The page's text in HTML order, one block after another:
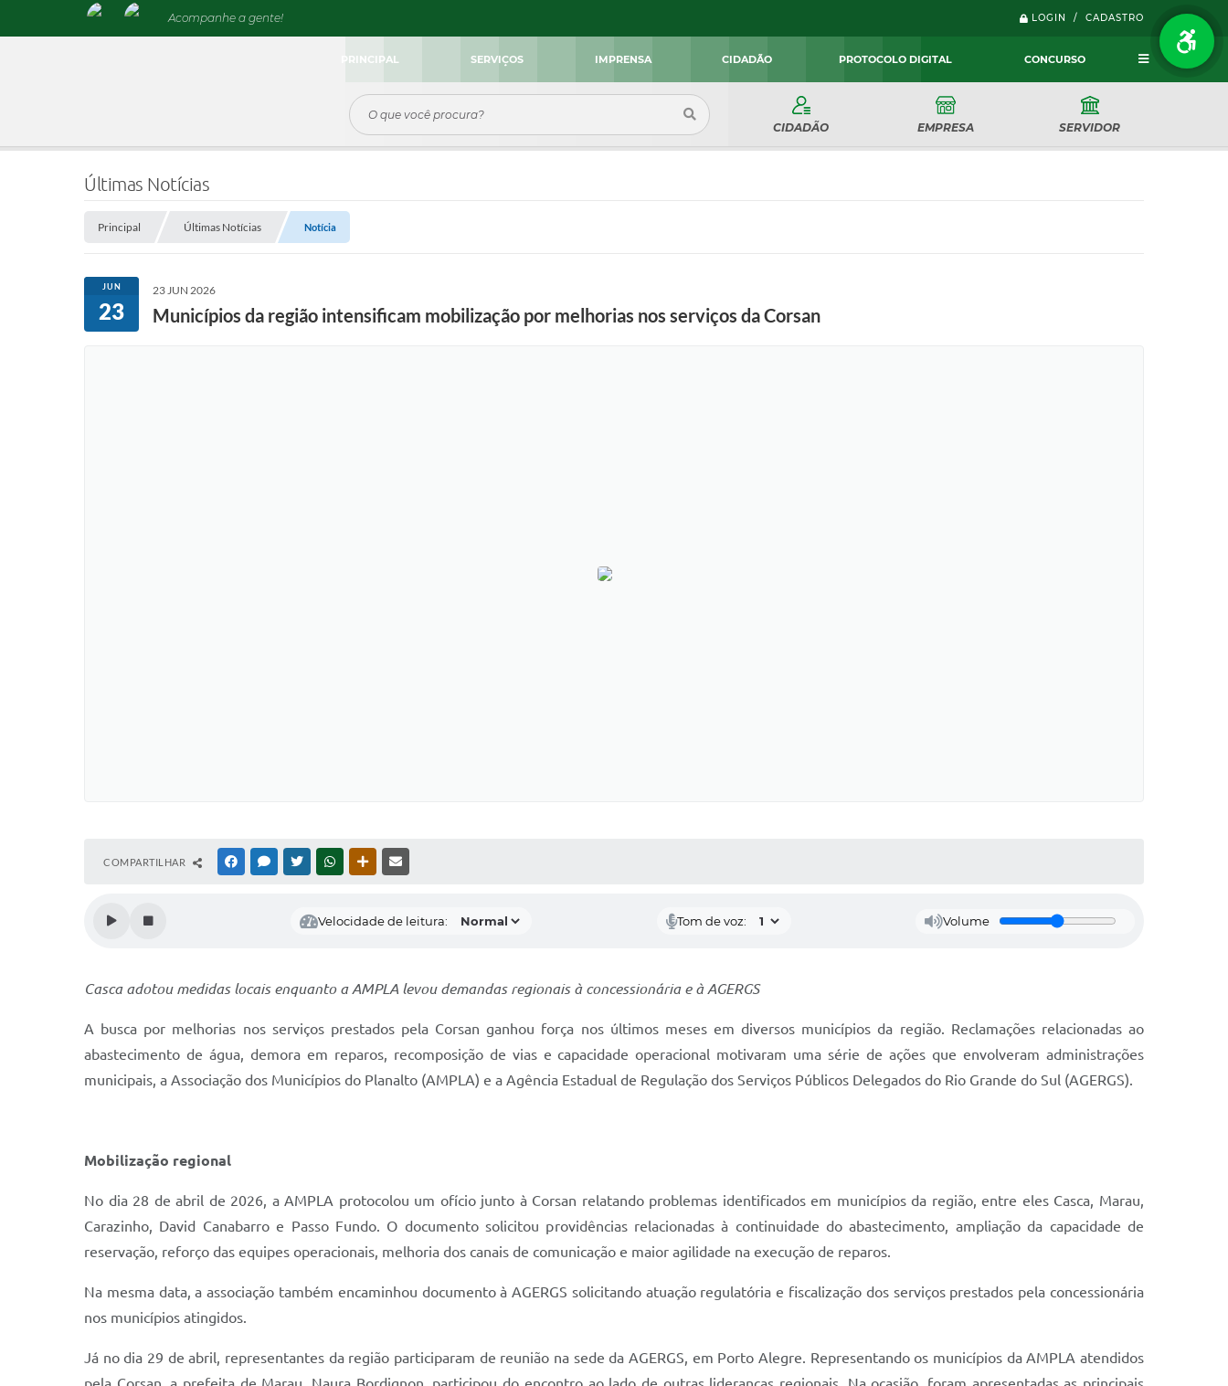
LOGIN / CADASTRO
Acompanhe a gente!
PRINCIPAL SERVIÇOS IMPRENSA CIDADÃO PROTOCOLO DIGITAL CONCURSO
CIDADÃO EMPRESA SERVIDOR
Últimas Notícias
Principal Últimas Notícias Notícia
JUN
23
23 JUN 2026
Municípios da região intensificam mobilização por melhorias nos serviços da Corsan
COMPARTILHAR FACEBOOKMESSENGER
TWITTERWHATSAPPOUTRAS MÍDIAS
Velocidade de leitura: Tom de voz: Volume
Casca adotou medidas locais enquanto a AMPLA levou demandas regionais à concessionária e à AGERGS
A busca por melhorias nos serviços prestados pela Corsan ganhou força nos últimos meses em diversos municípios da região. Reclamações relacionadas ao
abastecimento de água, demora em reparos, recomposição de vias e capacidade operacional motivaram uma série de ações que envolveram administrações
municipais, a Associação dos Municípios do Planalto (AMPLA) e a Agência Estadual de Regulação dos Serviços Públicos Delegados do Rio Grande do Sul (AGERGS).
Mobilização regional
No dia 28 de abril de 2026, a AMPLA protocolou um ofício junto à Corsan relatando problemas identificados em municípios da região, entre eles Casca, Marau,
Carazinho, David Canabarro e Passo Fundo. O documento solicitou providências relacionadas à continuidade do abastecimento, ampliação da capacidade de
reservação, reforço das equipes operacionais, melhoria dos canais de comunicação e maior agilidade na execução de reparos.
Na mesma data, a associação também encaminhou documento à AGERGS solicitando atuação regulatória e fiscalização dos serviços prestados pela concessionária
nos municípios atingidos.
Já no dia 29 de abril, representantes da região participaram de reunião na sede da AGERGS, em Porto Alegre. Representando os municípios da AMPLA atendidos